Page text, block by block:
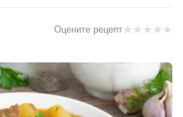
★★★★★
Оцените рецепт